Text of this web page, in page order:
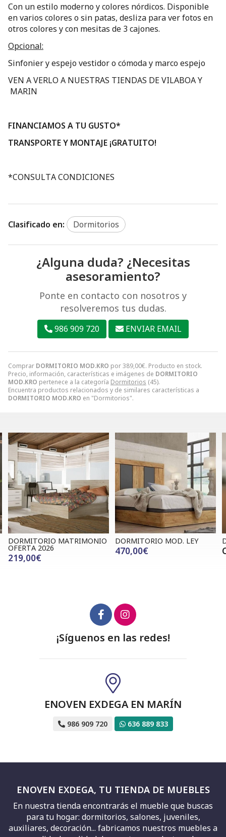
Comprar DORMITORIO MOD.KRO por389,00€. Producto en stock.
Precio, información, características e imágenes de DORMITORIO
MOD.KRO pertenece a la categoría Dormitorios (45).
Encuentra productos relacionados y de similares características a
DORMITORIO MOD.KRO en "Dormitorios".
Con un estilo moderno y colores nórdicos. Disponible
en varios colores o sin patas, desliza para ver fotos en
otros colores y con mesitas de 3 cajones.
Opcional:
Sinfonier y espejo vestidor o cómoda y marco espejo
VEN A VERLO A NUESTRAS TIENDAS DE VILABOA Y
MARIN
FINANCIAMOS A TU GUSTO*
TRANSPORTE Y MONTAJE ¡GRATUITO!
*CONSULTA CONDICIONES
Clasificado en: Dormitorios
¿Alguna duda? ¿Necesitas
asesoramiento?
Ponte en contacto con nosotros y
resolveremos tus dudas.
986 909 720 ENVIAR EMAIL
MATRIMONIO
2026
DORMITORIO MOD. LEY
470,00€
¡Síguenos en las redes!
ENOVEN EXDEGA EN MARÍN
986 909 720 636 889 833
ENOVEN EXDEGA, TU TIENDA DE MUEBLES
En nuestra tienda encontrarás el mueble que buscas
para tu hogar: dormitorios, salones, juveniles,
auxiliares, decoración... fabricamos nuestros muebles a